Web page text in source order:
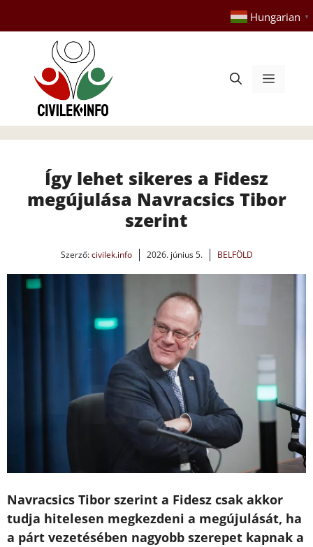
tartalomba
Hungarian ▼
Menü
Így lehet sikeres a Fidesz
megújulása Navracsics Tibor
szerint
Szerző:civilek.info 2026. június 5. BELFÖLD
Navracsics Tibor szerint a Fidesz csak akkor
tudja hitelesen megkezdeni a megújulását, ha
a párt vezetésében nagyobb szerepet kapnak a